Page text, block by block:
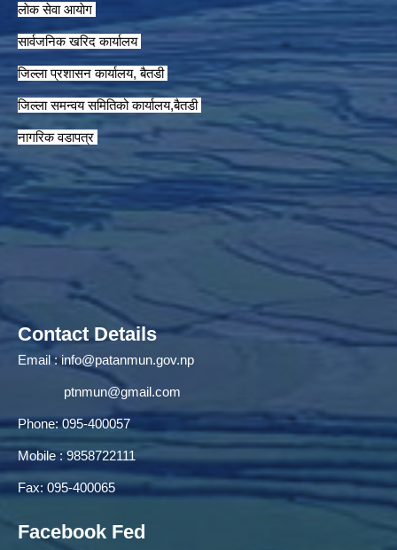
लाेक सेवा आयाेग
सार्वजनिक खरिद कार्यालय
जिल्ला प्रशासन कार्यालय, बैतडी
जिल्ला समन्वय समितिको कार्यालय,बैतडी
नागरिक वडापत्र
Contact Details
Email :info@patanmun.gov.np
ptnmun@gmail.com
Phone: 095-400057
Mobile : 9858722111
Fax: 095-400065
Facebook Fed